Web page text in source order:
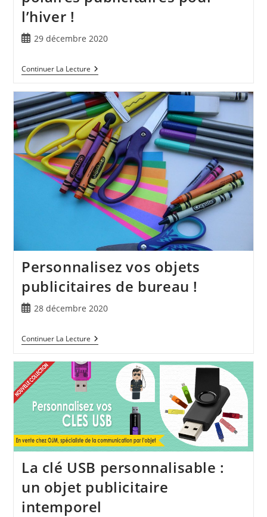
l’hiver !
29 décembre 2020
Continuer La Lecture
Personnalisez vos objets
publicitaires de bureau !
28 décembre 2020
Continuer La Lecture
La clé USB personnalisable :
un objet publicitaire
intemporel